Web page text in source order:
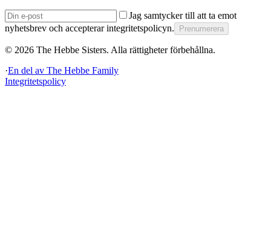
Jag samtycker till att ta emot
nyhetsbrev och accepterar integritetspolicyn.
Prenumerera
© 2026 The Hebbe Sisters. Alla rättigheter förbehållna.
·En del av The Hebbe Family
Integritetspolicy